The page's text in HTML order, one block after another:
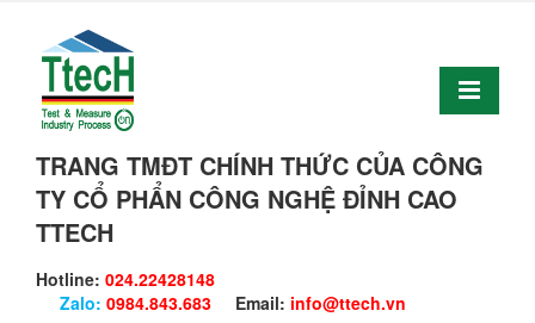
TRANG TMĐT CHÍNH THỨC CỦA CÔNG
TY CỔ PHẨN CÔNG NGHỆ ĐỈNH CAO
TTECH
Hotline: 024.22428148
Zalo: 0984.843.683 Email: info@ttech.vn